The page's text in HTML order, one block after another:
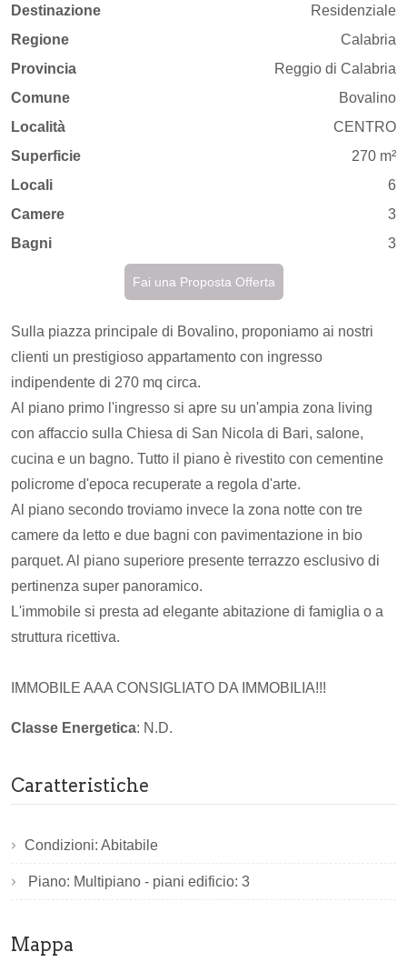
Destinazione
Residenziale
Regione
Calabria
Provincia
Reggio di Calabria
Comune
Bovalino
Località
CENTRO
Superficie
270 m²
Locali
6
Camere
3
Bagni
3
Fai una Proposta Offerta
Sulla piazza principale di Bovalino, proponiamo ai nostri
clienti un prestigioso appartamento con ingresso
indipendente di 270 mq circa.
Al piano primo l'ingresso si apre su un'ampia zona living
con affaccio sulla Chiesa di San Nicola di Bari, salone,
cucina e un bagno. Tutto il piano è rivestito con cementine
policrome d'epoca recuperate a regola d'arte.
Al piano secondo troviamo invece la zona notte con tre
camere da letto e due bagni con pavimentazione in bio
parquet. Al piano superiore presente terrazzo esclusivo di
pertinenza super panoramico.
L'immobile si presta ad elegante abitazione di famiglia o a
struttura ricettiva.
IMMOBILE AAA CONSIGLIATO DA IMMOBILIA!!!
Classe Energetica: N.D.
Caratteristiche
Condizioni: Abitabile
Piano: Multipiano - piani edificio: 3
Mappa